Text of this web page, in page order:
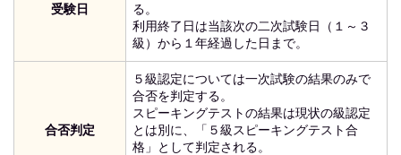
受験日
る。
利用終了日は当該次の二次試験日（１～３
級）から１年経過した日まで。
合否判定
５級認定については一次試験の結果のみで
合否を判定する。
スピーキングテストの結果は現状の級認定
とは別に、「５級スピーキングテスト合
格」として判定される。